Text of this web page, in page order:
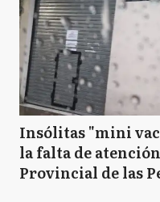
Insólitas "mini
la falta de
Provincial de las